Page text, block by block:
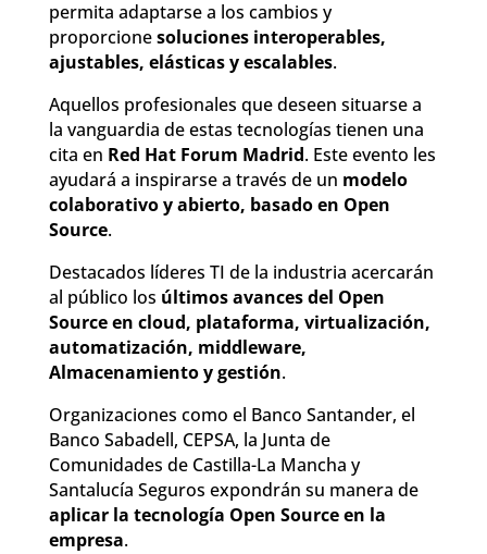
permita adaptarse a los cambios y
proporcionesoluciones interoperables,
ajustables, elásticas y escalables.
Aquellos profesionales que deseen situarse a
la vanguardia de estas tecnologías tienen una
cita en Red Hat Forum Madrid. Este evento les
ayudará a inspirarse a través de un modelo
colaborativo y abierto, basado en Open
Source.
Destacados líderes TI de la industria acercarán
al público los últimos avances del Open
Source en cloud, plataforma, virtualización,
automatización, middleware,
Almacenamiento y gestión.
Organizaciones como el Banco Santander, el
Banco Sabadell, CEPSA, la Junta de
Comunidades de Castilla-La Mancha y
Santalucía Seguros expondrán su manera de
aplicar la tecnología Open Source en la
empresa.